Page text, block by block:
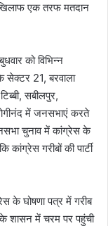
एक तरफ मतदान
को विभिन्न
सेक्टर 21, बरवाला
सबीलपुर,
में जनसभाएं करते
चुनाव में कांग्रेस के
गरीबों की पार्टी
के घोषणा पत्र में गरीब
के शासन में चरम पर पहुंची